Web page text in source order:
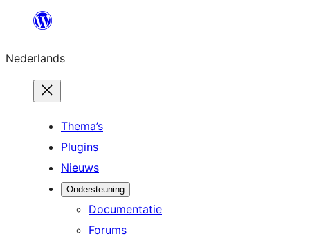
de
inhoud
Nederlands
Thema’s
Plugins
Nieuws
Ondersteuning
Documentatie
Forums